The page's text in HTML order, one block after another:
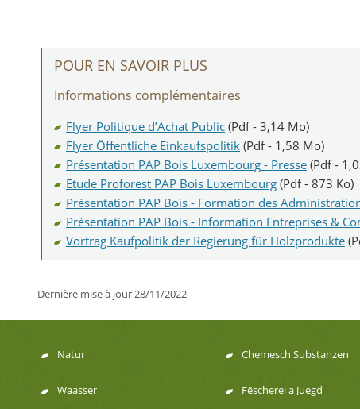
POUR EN SAVOIR PLUS
Informations complémentaires
Flyer Politique d’Achat Public (Pdf - 3,14 Mo)
Flyer Öffentliche Einkaufspolitik (Pdf - 1,58 Mo)
Présentation PAP Bois Luxembourg - Presse (Pdf -
Etude Proforest PAP Bois Luxembourg (Pdf - 873 Ko)
Présentation PAP Bois - Formation des
Présentation PAP Bois - Information Entreprises &
Vortrag Kaufpolitik der Regierung für Holzprodukte
Dernière mise à jour28/11/2022
Menu
Natur
Waasser
Chemesch Substanzen
Fëscherei a Juegd